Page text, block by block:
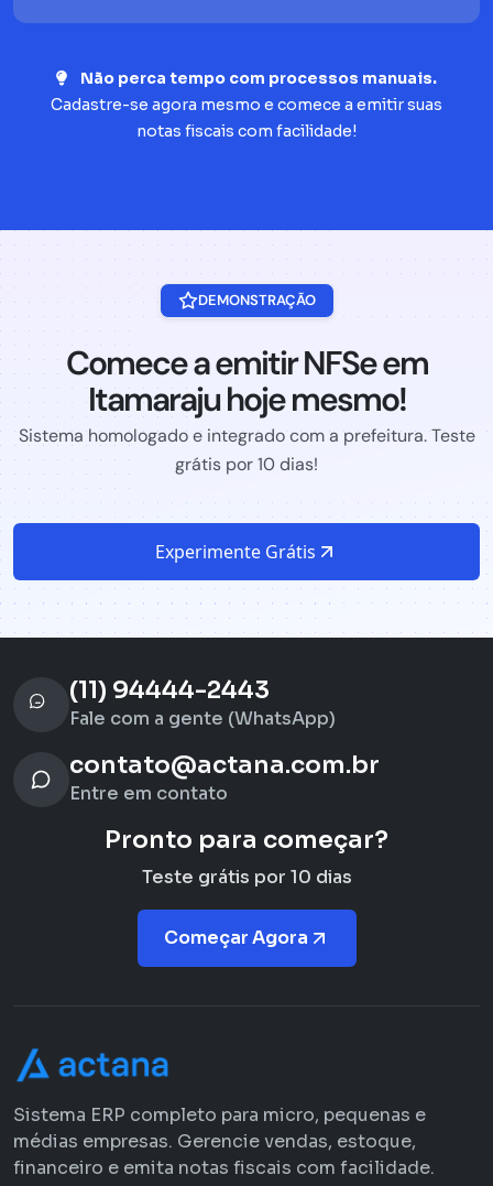
Não perca tempo com processos manuais.
Cadastre-se agora mesmo e comece a emitir suas
notas fiscais com facilidade!
DEMONSTRAÇÃO
Comece a emitir NFSe em
Itamaraju hoje mesmo!
Sistema homologado e integrado com a prefeitura. Teste
grátis por 10 dias!
Experimente Grátis
(11) 94444-2443
Fale com a gente (WhatsApp)
contato@actana.com.br
Entre em contato
Pronto para começar?
Teste grátis por 10 dias
Começar Agora
Sistema ERP completo para micro, pequenas e
médias empresas. Gerencie vendas, estoque,
financeiro e emita notas fiscais com facilidade.